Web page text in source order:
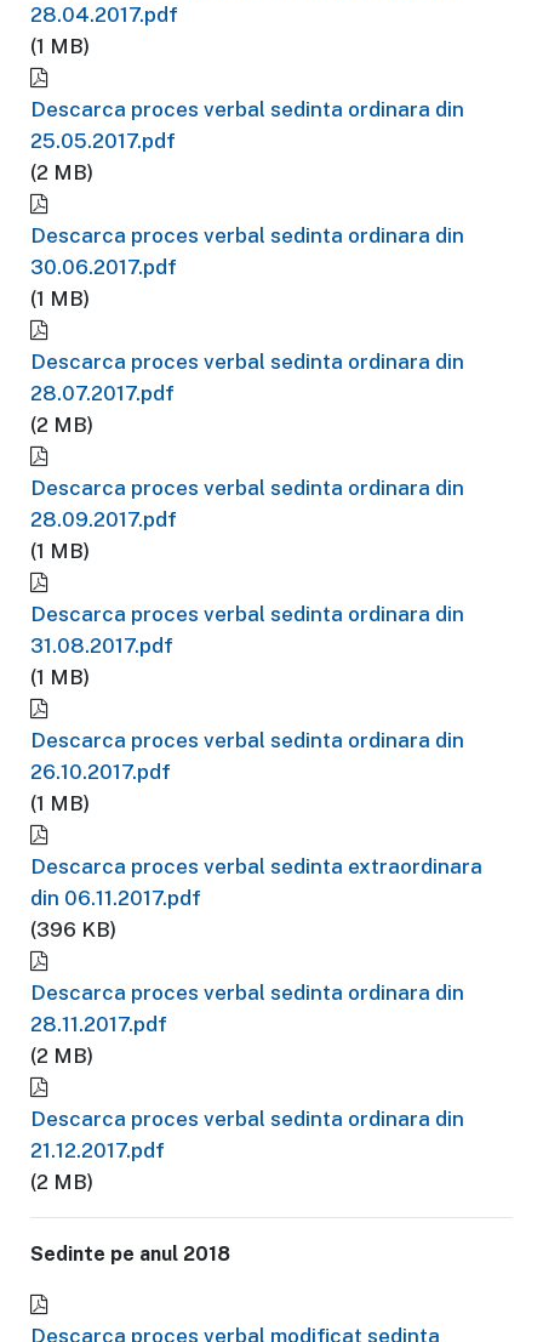
28.04.2017.pdf
(1 MB)
Descarca proces verbal sedinta ordinara din
25.05.2017.pdf
(2 MB)
Descarca proces verbal sedinta ordinara din
30.06.2017.pdf
(1 MB)
Descarca proces verbal sedinta ordinara din
28.07.2017.pdf
(2 MB)
Descarca proces verbal sedinta ordinara din
28.09.2017.pdf
(1 MB)
Descarca proces verbal sedinta ordinara din
31.08.2017.pdf
(1 MB)
Descarca proces verbal sedinta ordinara din
26.10.2017.pdf
(1 MB)
Descarca proces verbal sedinta extraordinara
din 06.11.2017.pdf
(396 KB)
Descarca proces verbal sedinta ordinara din
28.11.2017.pdf
(2 MB)
Descarca proces verbal sedinta ordinara din
21.12.2017.pdf
(2 MB)
Sedinte pe anul 2018
Descarca proces verbal modificat sedinta